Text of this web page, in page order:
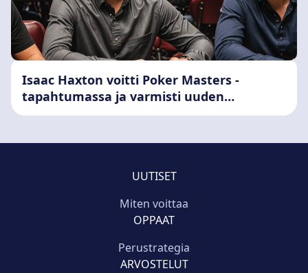
Isaac Haxton voitti Poker Masters -
tapahtumassa ja varmisti uuden
merkittävän tittelin
UUTISET
Miten voittaa
OPPAAT
Perustrategia
ARVOSTELUT